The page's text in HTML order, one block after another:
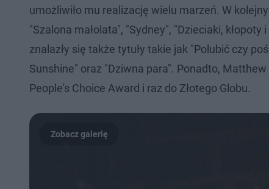
umożliwiło mu realizację wielu marzeń. W
"Szalona małolata", "Sydney", "Dzieciaki,
znalazły się także tytuły takie jak "Polubić czy
Sunshine" oraz "Dziwna para". Ponadto,
People's Choice Award i raz do Złotego Globu.